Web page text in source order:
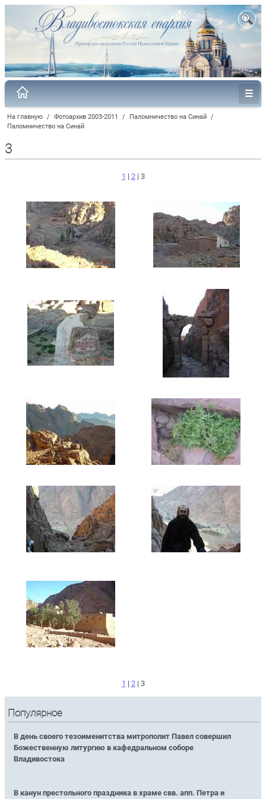
На главную / Фотоархив 2003-2011 / Паломничество на Синай /
Паломничество на Синай
3
1 | 2| 3
1 | 2| 3
Популярное
В день своего тезоименитства митрополит Павел совершил
Божественную литургию в кафедральном соборе
Владивостока
В канун престольного праздника в храме свв. апп. Петра и